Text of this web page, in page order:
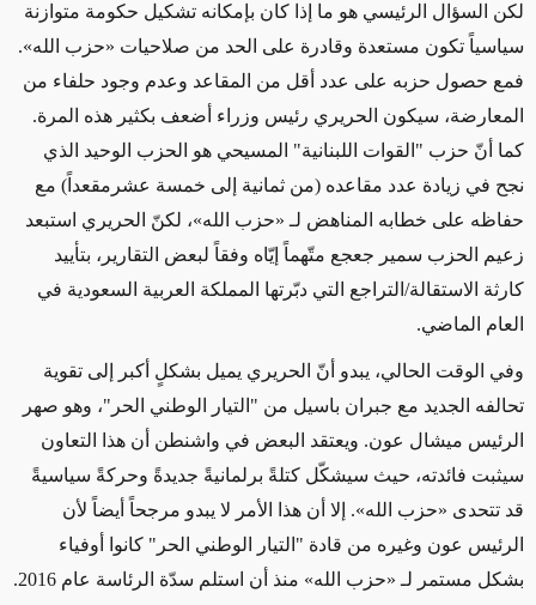
لكن السؤال الرئيسي هو ما إذا كان بإمكانه تشكيل حكومة متوازنة
سياسياً تكون مستعدة وقادرة على الحد من صلاحيات «حزب الله».
فمع حصول حزبه على عدد أقل من المقاعد وعدم وجود حلفاء من
المعارضة، سيكون الحريري رئيس وزراء أضعف بكثير هذه المرة.
كما أنّ حزب "القوات اللبنانية" المسيحي هو الحزب الوحيد الذي
نجح في زيادة عدد مقاعده (من ثمانية إلى خمسة عشرمقعداً) مع
حفاظه على خطابه المناهض لـ «حزب الله»، لكنّ الحريري استبعد
زعيم الحزب سمير جعجع متّهماً إيّاه وفقاً لبعض التقارير، بتأييد
كارثة الاستقالة/التراجع التي دبّرتها المملكة العربية السعودية في
العام الماضي.
وفي الوقت الحالي، يبدو أنّ الحريري يميل بشكلٍ أكبر إلى تقوية
تحالفه الجديد مع جبران باسيل من "التيار الوطني الحر"، وهو صهر
الرئيس ميشال عون. ويعتقد البعض في واشنطن أن هذا التعاون
سيثبت فائدته، حيث سيشكّل كتلةً برلمانيةً جديدةً وحركةً سياسيةً
قد تتحدى «حزب الله». إلا أن هذا الأمر لا يبدو مرجحاً أيضاً لأن
الرئيس عون وغيره من قادة "التيار الوطني الحر" كانوا أوفياء
بشكل مستمر لـ «حزب الله» منذ أن استلم سدّة الرئاسة عام 2016.